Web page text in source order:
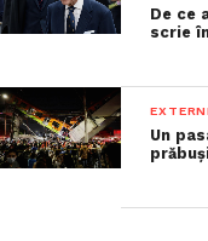
De ce
scrie
Un